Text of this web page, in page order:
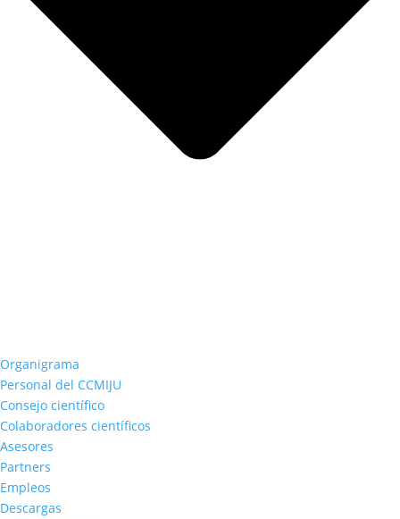
Organigrama
Personal del CCMIJU
Consejo científico
Colaboradores científicos
Asesores
Partners
Empleos
Descargas